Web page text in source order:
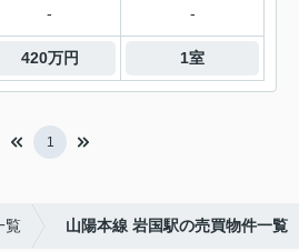
- -
420万円 1室
1
覧 山陽本線 岩国駅の売買物件一覧